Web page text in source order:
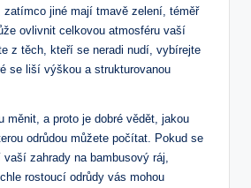
zatímco jiné mají tmavě zelení, téměř
ovlivnit celkovou atmosféru vaší
z těch, kteří se neradi nudí, vybírejte
se liší výškou a strukturovanou
měnit, a proto je dobré vědět, jakou
odrůdou můžete počítat. Pokud se
vaší zahrady na bambusový ráj,
rostoucí odrůdy vás mohou